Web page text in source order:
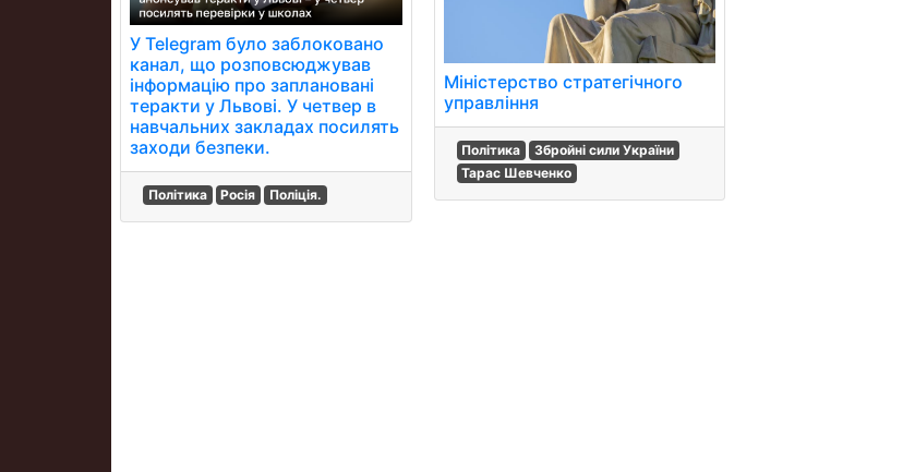
У Telegram було заблоковано
канал, що розповсюджував
інформацію про заплановані
теракти у Львові. У четвер в
навчальних закладах посилять
заходи безпеки.
Політика Росія Поліція.
Міністерство стратегічного
управління
Політика
Збройні сили України
Тарас Шевченко